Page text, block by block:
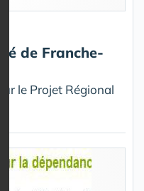
de Franche-
le Projet Régional